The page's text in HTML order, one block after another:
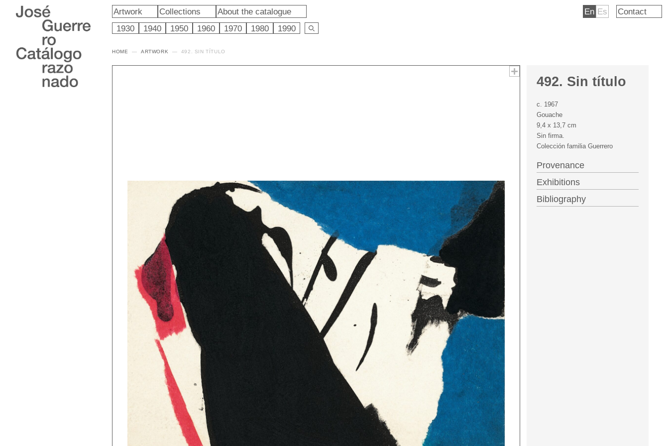
Artwork Collections
About the catalogue
1930
1940 1950 1960 1970 1980 1990
En Es Contact
HOME ARTWORK 492. SIN TÍTULO
492. Sin título
c. 1967
Gouache
9,4 x 13,7 cm
Sin firma.
Colección familia Guerrero
Provenance
Exhibitions
Bibliography